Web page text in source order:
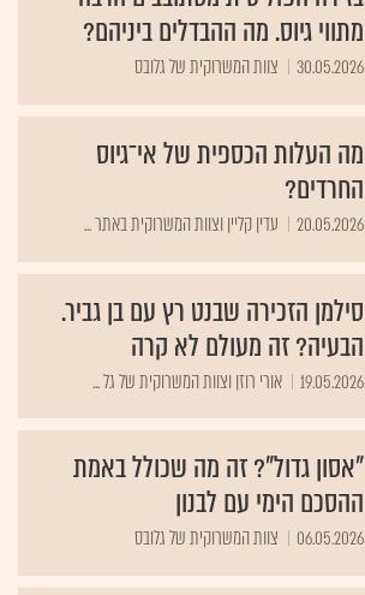
מתווי גיוס. מה ההבדלים ביניהם?
30.05.2026 צוות המשרוקית של גלובס
מה העלות הכספית של אי־גיוס
החרדים?
20.05.2026 עדין קליין וצוות המשרוקית באתר ...
סילמן הזכירה שבנט רץ עם בן גביר.
הבעיה? זה מעולם לא קרה
19.05.2026 אורי רוזן וצוות המשרוקית של גל ...
"אסון גדול"? זה מה שכולל באמת
ההסכם הימי עם לבנון
06.05.2026 צוות המשרוקית של גלובס